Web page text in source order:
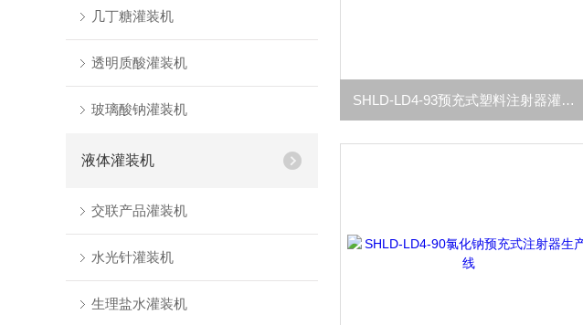
几丁糖灌装机
透明质酸灌装机
玻璃酸钠灌装机
液体灌装机
交联产品灌装机
水光针灌装机
生理盐水灌装机
SHLD-LD4-93预充式塑料注射器灌装机